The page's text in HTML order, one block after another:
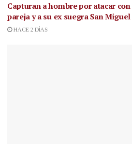
Capturan a hombre por atacar
pareja y a su ex suegra San Miguel
HACE 2 DÍAS